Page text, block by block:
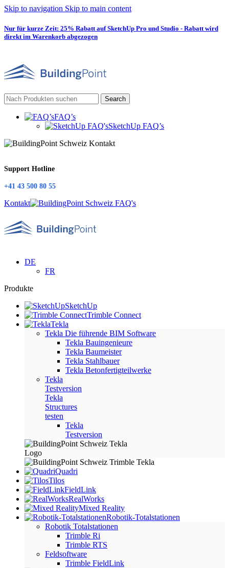
Skip to navigation Skip to main content
Nur für kurze Zeit: 25% Rabatt auf SketchUp Pro und Studio - Rabatt wird
direkt im Warenkorb abgezogen
Search
FAQ’s
SketchUp FAQ’s
Support Hotline
+41 43 500 80 55
Kontakt
DE
FR
Produkte
SketchUp
Trimble Connect
Tekla
Tekla Die führende BIM Software
Tekla Bauingenieure
Tekla Baumeister
Tekla Stahlbauer
Tekla Betonfertigteilwerke
Tekla
Testversion
Tekla
Structures
testen
Tekla
Testversion
Quadri
Tilos
FieldLink
RealWorks
Mixed Reality
Robotik-Totalstationen
Robotik Totalstationen
Trimble Ri
Trimble RTS
Feldsoftware
Trimble FieldLink